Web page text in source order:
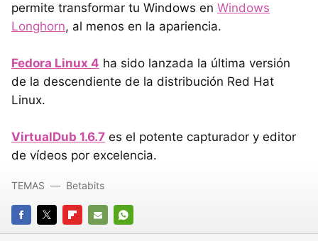
permite transformar tu Windows en Windows
Longhorn, al menos en la apariencia.
Fedora Linux 4 ha sido lanzada la última versión
de la descendiente de la distribución Red Hat
Linux.
VirtualDub 1.6.7 es el potente capturador y editor
de vídeos por excelencia.
FACEBOOK
TWITTERFLIPBOARD
E-
WHATSAPP
TEMAS Betabits